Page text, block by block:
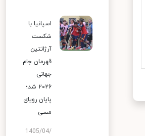
اسپانیا با
شکست
آرژانتین
قهرمان جام
جهانی
۲۰۲۶ شد؛
پایان رویای
مسی
1405/04/